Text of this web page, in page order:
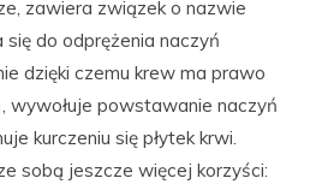
zawiera związek o nazwie
się do odprężenia naczyń
dzięki czemu krew ma prawo
wywołuje powstawanie naczyń
kurczeniu się płytek krwi.
sobą jeszcze więcej korzyści: